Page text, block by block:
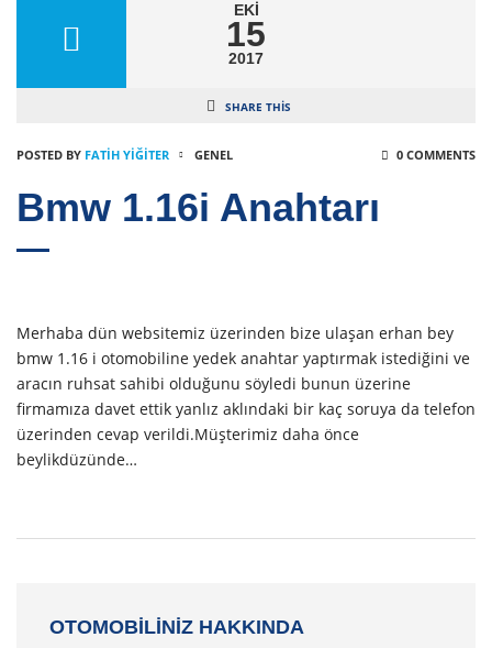
EKI
15
2017
SHARE THIS
POSTED BY FATIH YİĞİTER GENEL 0 COMMENTS
Bmw 1.16i Anahtarı
Merhaba dün websitemiz üzerinden bize ulaşan erhan bey
bmw 1.16 i otomobiline yedek anahtar yaptırmak istediğini ve
aracın ruhsat sahibi olduğunu söyledi bunun üzerine
firmamıza davet ettik yanlız aklındaki bir kaç soruya da telefon
üzerinden cevap verildi.Müşterimiz daha önce
beylikdüzünde…
OTOMOBİLİNİZ HAKKINDA